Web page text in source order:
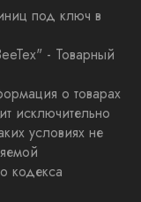
под ключ в
- Товарный
о товарах
исключительно
условиях не
кодекса